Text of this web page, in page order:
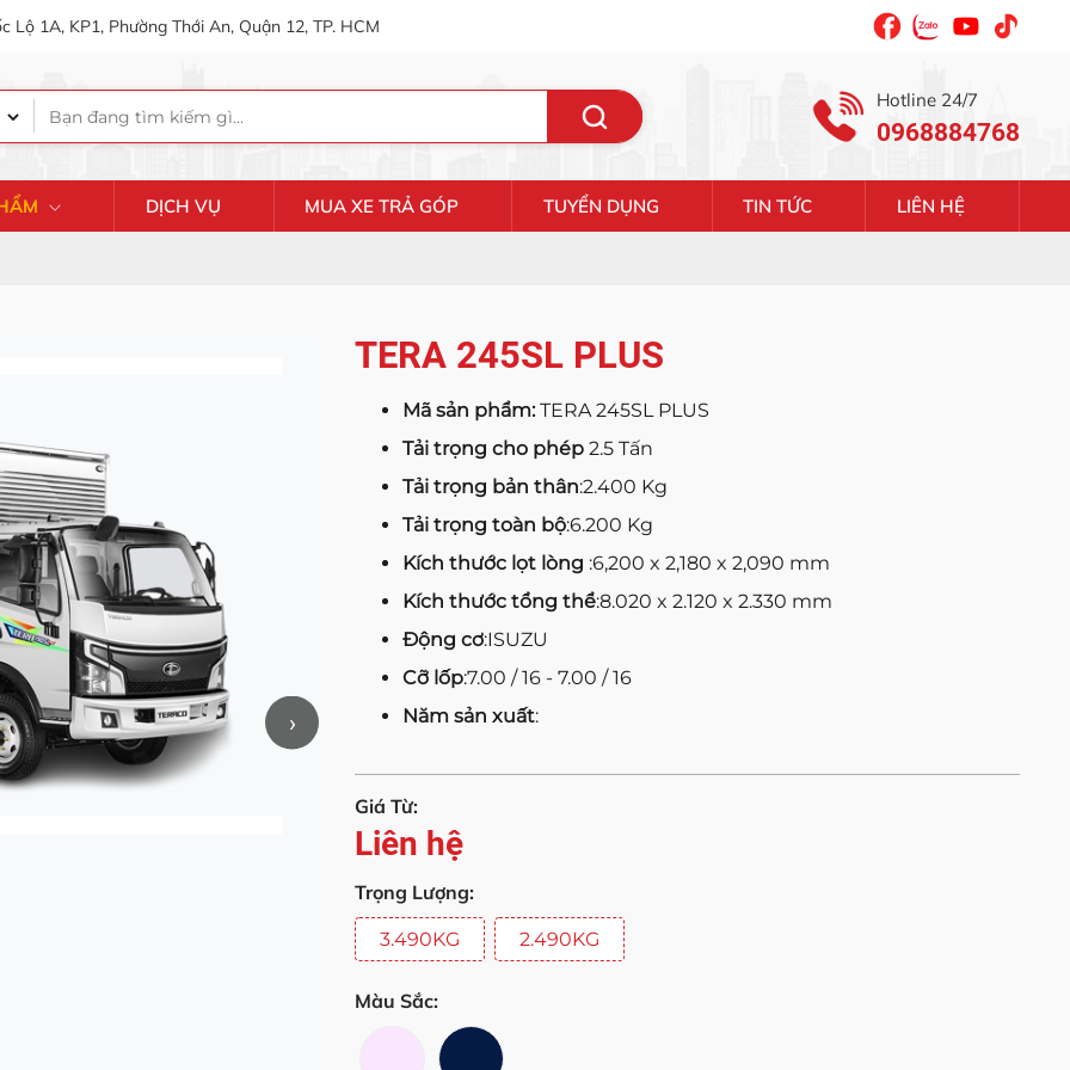
Lộ 1A, KP1, Phường Thới An, Quận 12, TP. HCM
Hotline 24/7
0968884768
DỊCH VỤ MUA XE TRẢ GÓP TUYỂN DỤNG TIN TỨC LIÊN HỆ
›
TERA 245SL PLUS
Mã sản phẩm:TERA 245SL PLUS
Tải trọng cho phép 2.5 Tấn
Tải trọng bản thân:2.400 Kg
Tải trọng toàn bộ:6.200 Kg
Kích thước lọt lòng :6,200 x 2,180 x 2,090 mm
Kích thước tổng thể:8.020 x 2.120 x 2.330 mm
Động cơ:ISUZU
Cỡ lốp:7.00 / 16 - 7.00 / 16
Năm sản xuất:
Giá Từ:
Liên hệ
Trọng Lượng:
3.490KG 2.490KG
Màu Sắc: